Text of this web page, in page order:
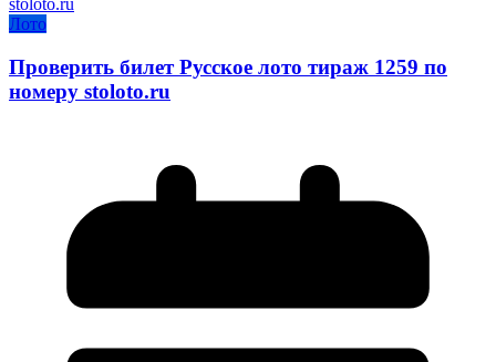
Лото
Проверить билет Русское лото тираж 1259 по
номеру stoloto.ru